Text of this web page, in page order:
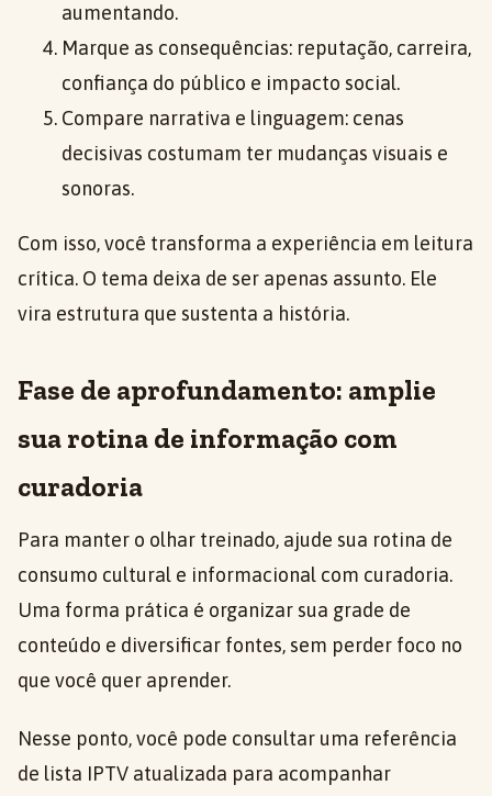
aumentando.
Marque as consequências: reputação, carreira,
confiança do público e impacto social.
Compare narrativa e linguagem: cenas
decisivas costumam ter mudanças visuais e
sonoras.
Com isso, você transforma a experiência em leitura
crítica. O tema deixa de ser apenas assunto. Ele
vira estrutura que sustenta a história.
Fase de aprofundamento: amplie
sua rotina de informação com
curadoria
Para manter o olhar treinado, ajude sua rotina de
consumo cultural e informacional com curadoria.
Uma forma prática é organizar sua grade de
conteúdo e diversificar fontes, sem perder foco no
que você quer aprender.
Nesse ponto, você pode consultar uma referência
de lista IPTV atualizada para acompanhar